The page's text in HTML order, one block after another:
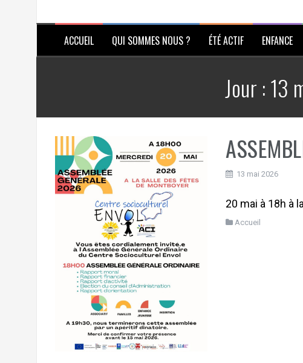
ACCUEIL QUI SOMMES NOUS ? ÉTÉ ACTIF ENFANCE
Jour :13
13 mai 2026
20 mai à 18h à
Accueil